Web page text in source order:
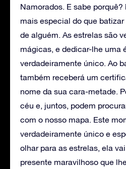
Namorados. E sabe
mais especial do que
de alguém. As estrelas são
mágicas, e dedicar-lhe uma
verdadeiramente único. Ao
também receberá um
nome da sua cara-metade.
céu e, juntos, podem
com o nosso mapa. Este
verdadeiramente único e
olhar para as estrelas, ela
presente maravilhoso que